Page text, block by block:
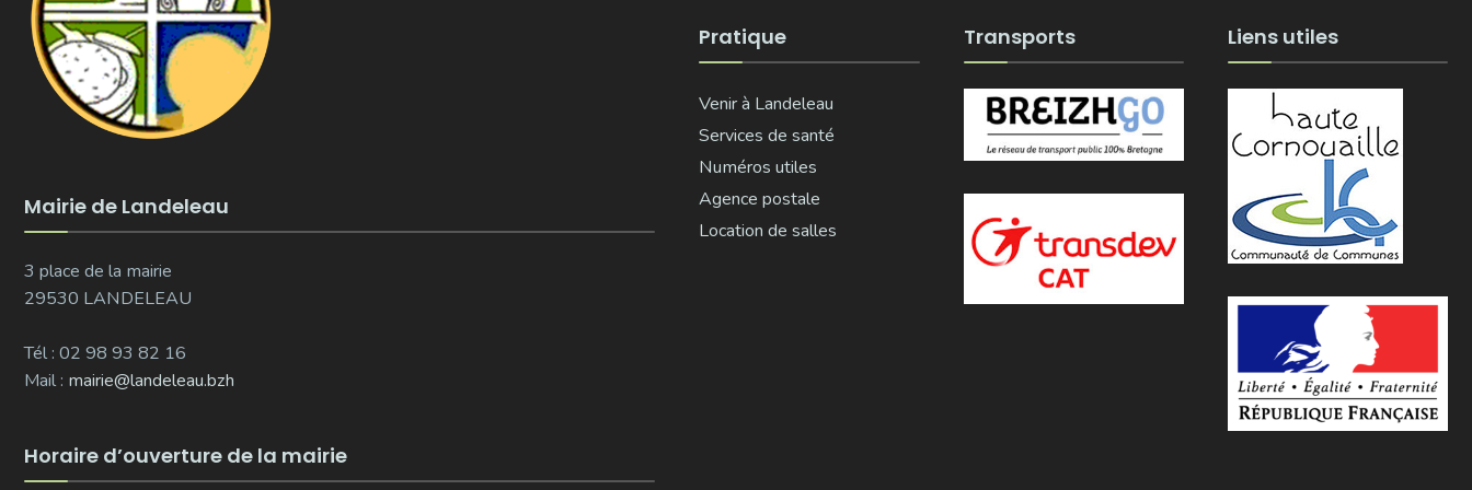
Mairie de Landeleau
3 place de la mairie
29530 LANDELEAU
Tél : 02 98 93 82 16
Mail : mairie@landeleau.bzh
Horaire d’ouverture de la mairie
Pratique
Venir à Landeleau
Services de santé
Numéros utiles
Agence postale
Location de salles
Transports Liens utiles